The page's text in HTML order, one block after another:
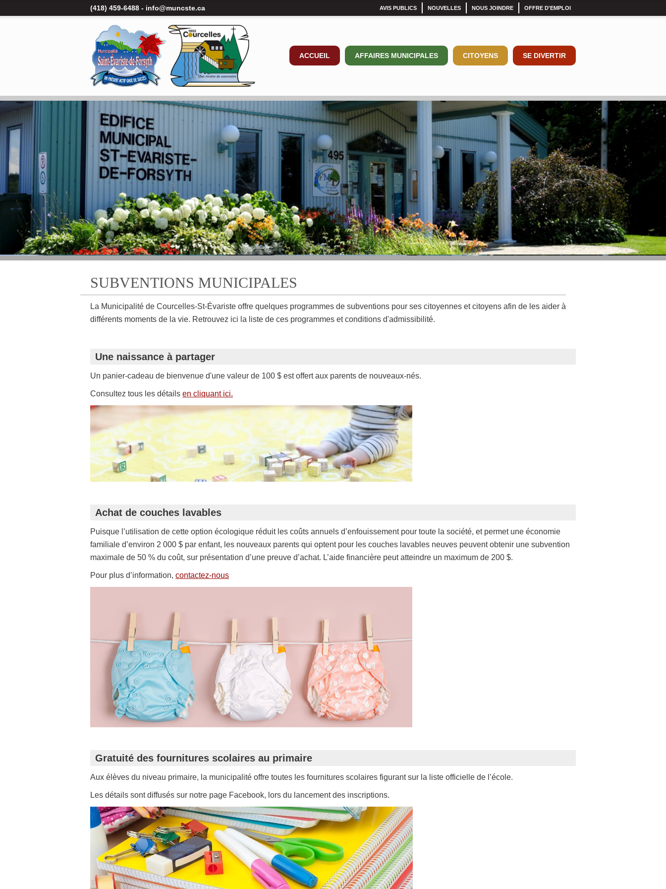
(418) 459-6488 - info@muncste.ca AVIS PUBLICS NOUVELLES NOUS JOINDRE OFFRE D'EMPLOI
ACCUEIL AFFAIRES MUNICIPALES CITOYENS SE DIVERTIR
SUBVENTIONS MUNICIPALES
La Municipalité de Courcelles-St-Évariste offre quelques programmes de subventions pour ses citoyennes et citoyens afin de les aider à
différents moments de la vie. Retrouvez ici la liste de ces programmes et conditions d'admissibilité.
Une naissance à partager
Un panier-cadeau de bienvenue d'une valeur de 100 $ est offert aux parents de nouveaux-nés.
Consultez tous les détails en cliquant ici.
Achat de couches lavables
Puisque l’utilisation de cette option écologique réduit les coûts annuels d’enfouissement pour toute la société, et permet une économie
familiale d’environ 2 000 $ par enfant, les nouveaux parents qui optent pour les couches lavables neuves peuvent obtenir une subvention
maximale de 50 % du coût, sur présentation d’une preuve d’achat. L’aide financière peut atteindre un maximum de 200 $.
Pour plus d’information, contactez-nous
Gratuité des fournitures scolaires au primaire
Aux élèves du niveau primaire, la municipalité offre toutes les fournitures scolaires figurant sur la liste officielle de l’école.
Les détails sont diffusés sur notre page Facebook, lors du lancement des inscriptions.